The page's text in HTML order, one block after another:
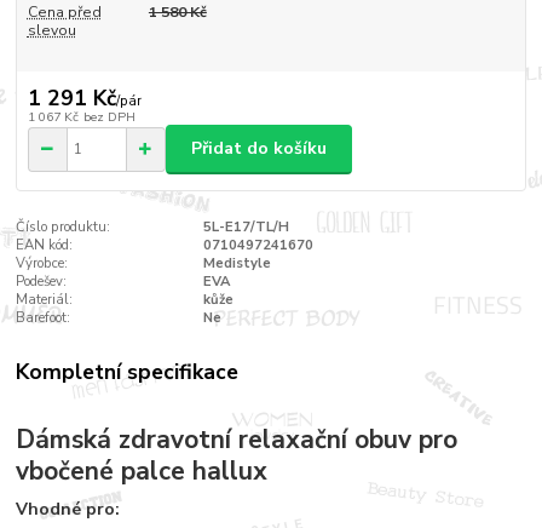
Cena před
slevou
1 580 Kč
1 291 Kč/pár
1 067 Kč bez DPH
Přidat do košíku
Číslo produktu:
5L-E17/TL/H
EAN kód:
0710497241670
Výrobce:
Medistyle
Podešev:
EVA
Materiál:
kůže
Barefoot:
Ne
Kompletní specifikace
Dámská zdravotní relaxační obuv pro
vbočené palce hallux
Vhodné pro: